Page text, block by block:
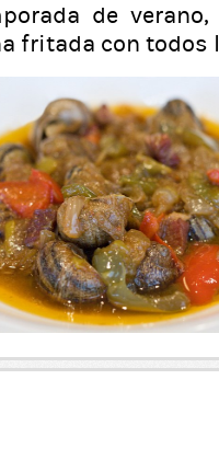
de
fritada con